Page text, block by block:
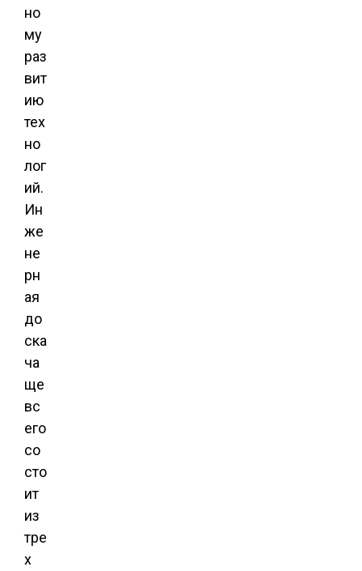
но
му
раз
вит
ию
тех
но
лог
ий.
Ин
же
не
рн
ая
до
ска
ча
ще
вс
его
со
сто
ит
из
тре
х